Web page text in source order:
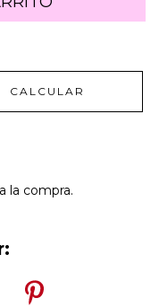
CALCULAR
la compra.